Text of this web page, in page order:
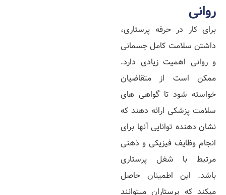
روانی
برای کار در حرفه پرستاری،
داشتن سلامت کامل جسمانی
و روانی اهمیت زیادی دارد.
ممکن است از متقاضیان
خواسته شود تا گواهی‌ های
سلامت پزشکی ارائه دهند که
نشان‌ دهنده توانایی آنها برای
انجام وظایف فیزیکی و ذهنی
مرتبط با شغل پرستاری
باشد. این اطمینان حاصل
میکند که پرستاران میتوانند